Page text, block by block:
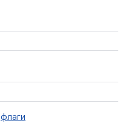
флаги